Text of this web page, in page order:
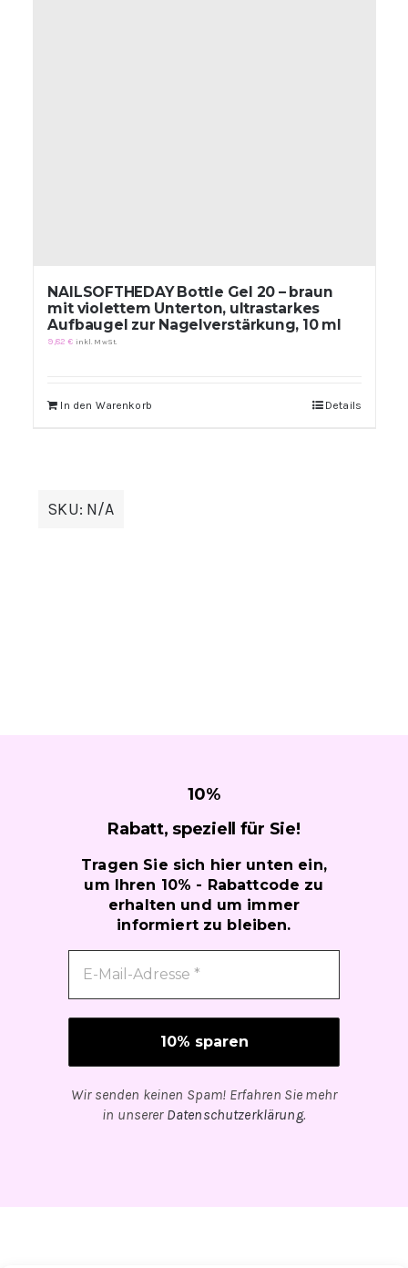
NAILSOFTHEDAY Bottle Gel 20 – braun
mit violettem Unterton, ultrastarkes
Aufbaugel zur Nagelverstärkung, 10 ml
9,82€ inkl. MwSt.
In den Warenkorb Details
SKU: N/A
10%
Rabatt, speziell für Sie!
Tragen Sie sich hier unten ein,
um Ihren 10% - Rabattcode zu
erhalten und um immer
informiert zu bleiben.
Wir senden keinen Spam! Erfahren Sie mehr
in unserer Datenschutzerklärung.